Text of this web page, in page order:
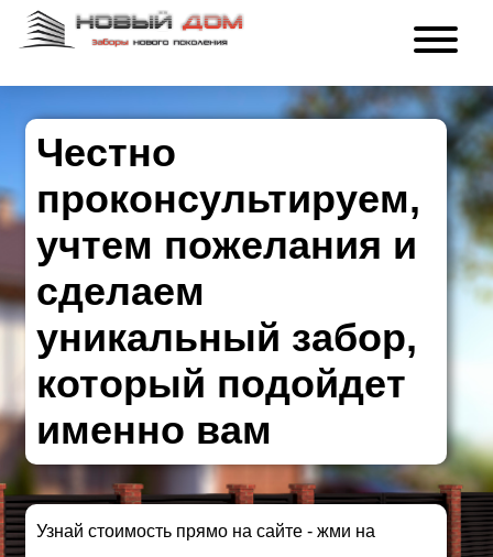
Честно
проконсультируем,
учтем пожелания и
сделаем
уникальный забор,
который подойдет
именно вам
Узнай стоимость прямо на сайте - жми на